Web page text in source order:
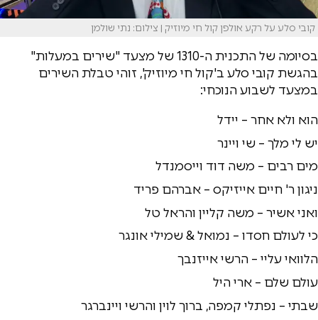
קובי סלע על רקע אולפן קול חי מיוזיק | צילום: נתי שולמן
בסיומה של התכנית ה-1310 של מצעד "שירים במעלות"
בהגשת קובי סלע ב'קול חי מיוזיק', זוהי טבלת השירים
במצעד לשבוע הנוכחי:
הוא ולא אחר – יידל
יש לי מלך – שי ויינר
מים רבים – משה דוד וייסמנדל
ניגון ר' חיים אייזיקס – אברהם פריד
ואני אשיר – משה קליין והראל טל
כי לעולם חסדו – נמואל & שמילי אונגר
הלוואי עליי – הרשי אייזנבך
עולם שלם – ארי היל
שבתי – נפתלי קמפה, ברוך לוין והרשי ויינברגר